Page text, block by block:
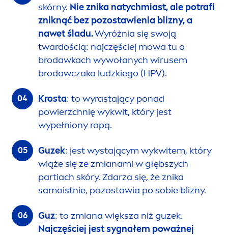
skórny. Nie znika natychmiast, ale potrafi
zniknąć bez pozostawienia blizny, a
nawet śladu.Wyróżnia się swoją
twardością: najczęściej mowa tu o
brodawkach wywołanych wirusem
brodawczaka ludzkiego (HPV).
Krosta: to wyrastający ponad
powierzchnię wykwit, który jest
wypełniony ropą.
Guzek: jest wystającym wykwitem, który
wiąże się ze zmianami w głębszych
partiach skóry. Zdarza się, że znika
samoistnie, pozostawia po sobie blizny.
Guz: to zmiana większa niż guzek.
Najczęściej jest sygnałem poważnej